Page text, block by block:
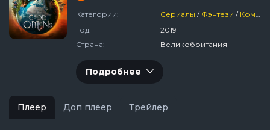
Категории: Сериалы / Фэнтези / Комедия
Год:
2019
Страна:
Великобритания
Подробнее
Плеер Доп плеер Трейлер